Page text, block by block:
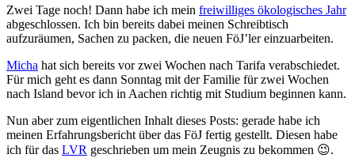
Zwei Tage noch! Dann habe ich mein freiwilliges ökologisches Jahr
abgeschlossen. Ich bin bereits dabei meinen Schreibtisch
aufzuräumen, Sachen zu packen, die neuen FöJ’ler einzuarbeiten.
Micha hat sich bereits vor zwei Wochen nach Tarifa verabschiedet.
Für mich geht es dann Sonntag mit der Familie für zwei Wochen
nach Island bevor ich in Aachen richtig mit Studium beginnen kann.
Nun aber zum eigentlichen Inhalt dieses Posts: gerade habe ich
meinen Erfahrungsbericht über das FöJ fertig gestellt. Diesen habe
ich für das LVR geschrieben um mein Zeugnis zu bekommen 😉.